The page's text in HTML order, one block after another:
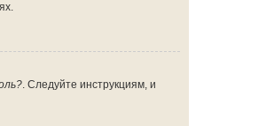
. Следуйте инструкциям, и